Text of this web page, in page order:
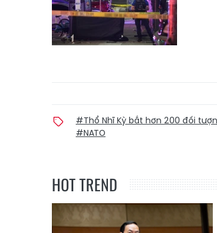
#Thổ Nhĩ Kỳ bắt hơn 200 đối
#NATO
HOT TREND